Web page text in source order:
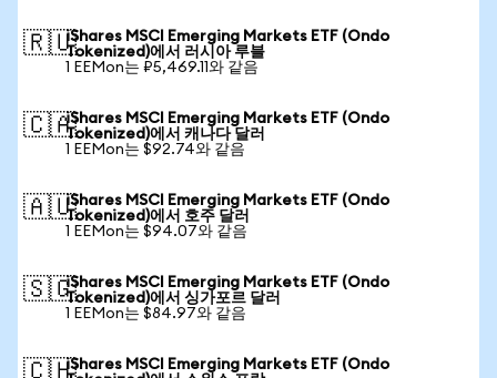
🇷🇺iShares MSCI Emerging Markets ETF (Ondo
Tokenized)에서 러시아 루블
1 EEMon는 ₽5,469.11와 같음
🇨🇦iShares MSCI Emerging Markets ETF (Ondo
Tokenized)에서 캐나다 달러
1 EEMon는 $92.74와 같음
🇦🇺iShares MSCI Emerging Markets ETF (Ondo
Tokenized)에서 호주 달러
1 EEMon는 $94.07와 같음
🇸🇬iShares MSCI Emerging Markets ETF (Ondo
Tokenized)에서 싱가포르 달러
1 EEMon는 $84.97와 같음
🇨🇭iShares MSCI Emerging Markets ETF (Ondo